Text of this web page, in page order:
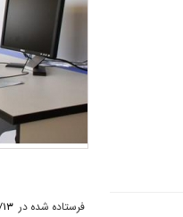
فرستاده شده در